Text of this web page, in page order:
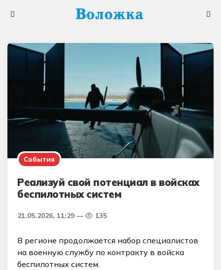
События
Реализуй свой потенциал в войсках
беспилотных систем
21.05.2026, 11:29 135
В регионе продолжается набор специалистов
на военную службу по контракту в войска
беспилотных систем.